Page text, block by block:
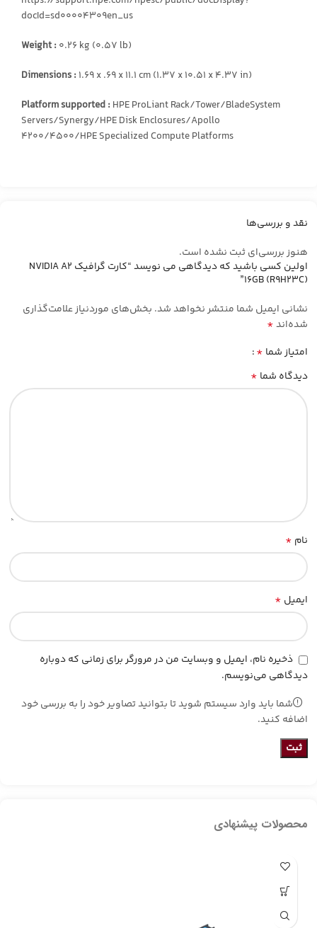
docId=sd00004309en_us
Weight :0.26 kg (0.57 lb)
Dimensions :1.69 x .69 x 11.1 cm (1.37 x 10.51 x 4.37 in)
Platform supported :HPE ProLiant Rack/Tower/BladeSystem
Servers/Synergy/HPE Disk Enclosures/Apollo
4200/4500/HPE Specialized Compute Platforms
نقد و بررسی‌ها
هنوز بررسی‌ای ثبت نشده است.
اولین کسی باشید که دیدگاهی می نویسد “کارت گرافیک NVIDIA A2
16GB (R9H23C)”
نشانی ایمیل شما منتشر نخواهد شد. بخش‌های موردنیاز علامت‌گذاری
شده‌اند*
امتیاز شما *
دیدگاه شما *
نام *
ایمیل *
ذخیره نام، ایمیل و وبسایت من در مرورگر برای زمانی که دوباره
دیدگاهی می‌نویسم.
شما باید وارد سیستم شوید تا بتوانید تصاویر خود را به بررسی خود
اضافه کنید.
محصولات پیشنهادی